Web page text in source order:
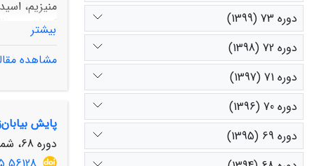
دقت
بیشتر
مشاهده
پایش
دوره 68، شماره 3، پاییز 1394، صفحه
دوره 73 (1399)
دوره 72 (1398)
دوره 71 (1397)
دوره 70 (1396)
دوره 69 (1395)